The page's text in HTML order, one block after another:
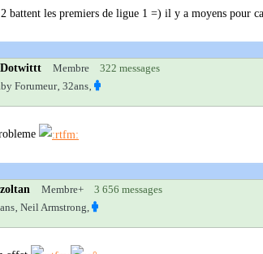
battent les premiers de ligue 1 =) il y a moyens pour
Dotwittt Membre 322 messages
Forumeur‚ 32ans‚
zoltan Membre+
3 656 messages
Neil Armstrong,